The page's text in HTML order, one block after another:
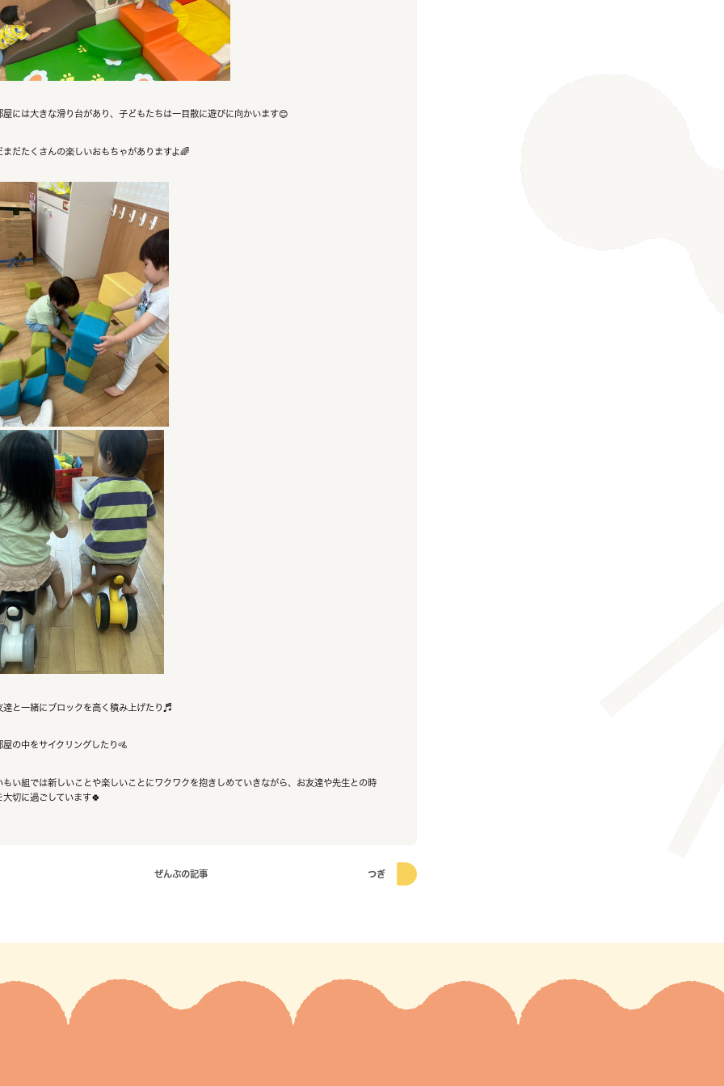
屋には大きな滑り台があり、子どもたちは一目散に遊びに向かいます😊
まだたくさんの楽しいおもちゃがありますよ🌈
達と一緒にブロックを高く積み上げたり♬
屋の中をサイクリングしたり🚵
もい組では新しいことや楽しいことにワクワクを抱きしめていきながら、お友達や先生との時
大切に過ごしています🍀
ぜんぶの記事 つぎ